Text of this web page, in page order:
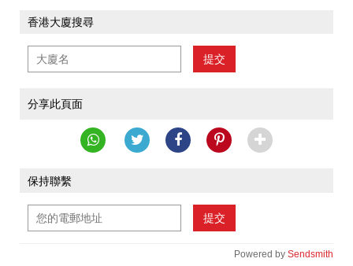
香港大廈搜尋
提交
分享此頁面
保持聯繫
提交
Powered by Sendsmith